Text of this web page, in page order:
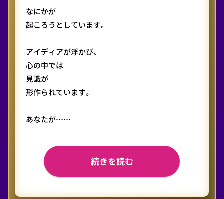
なにかが
起ころうとしています。
アイディアが浮かび、
心の中では
見識が
形作られています。
あなたが……
続きを読む